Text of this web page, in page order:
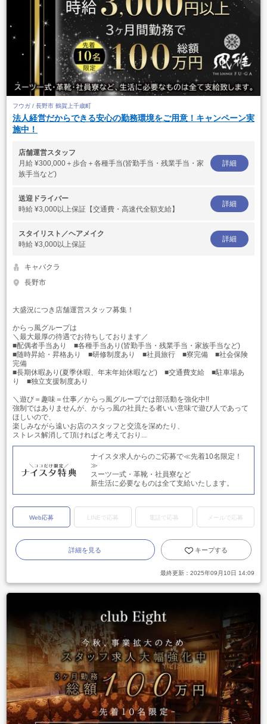
フウガ / 長野市 鶴賀上千歳町
法人経営だからできる安心の勤務環境をご用意！キャンペーン実
施中！
店舗運営スタッフ
月給 ¥300,000＋歩合＋各種手当(皆勤手当・残業手当・家
族手当など)
詳細
送迎ドライバー
時給 ¥3,000以上保証【交通費・高速代全額支給】
詳細
スタイリスト／ヘアメイク
時給 ¥3,000以上保証
詳細
キャバクラ
長野市
大盛況につき店舗運営スタッフ募集！
からっ風グループは
＼最大最厚の待遇でお待ちしております／
■配偶者手当あり ■各種手当あり(皆勤手当・残業手当・家族手当など)
■随時昇給・昇格あり ■研修制度あり ■社員旅行 ■寮完備 ■社会保険
完備
■長期休暇あり(夏季休暇、年末年始休暇など) ■交通費支給 ■駐車場あ
り ■独立支援制度あり
＼遊び＝趣味＝仕事／からっ風グループでは部活動を強化中!!
強制ではありませんが、からっ風の社員たる者いい意味で遊び人であって
ほしいので、
楽しみながら遠いお店のスタッフと交流を深めたり、
ストレス解消して頂ければと考えており...
ナイスタ求人からのご応募で≪先着10名限定！
≫
スーツ一式・革靴・社員寮など
新生活に必要なものは全て支給いたします。
Web応募 LINEで応募 電話で応募 メールで応募
詳細を見る キープする
最終更新： 2025年09月10日 14:09